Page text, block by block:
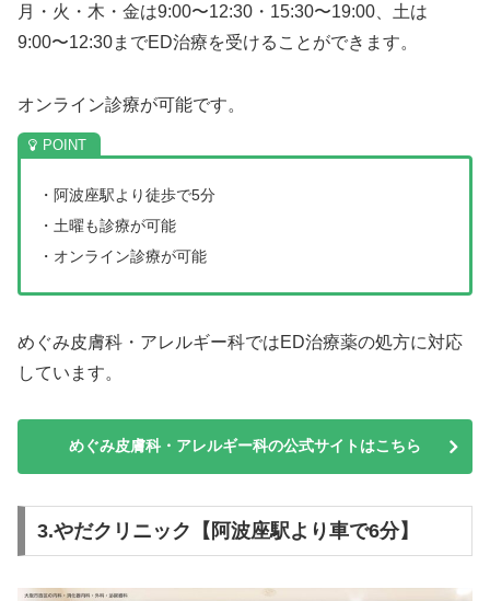
月・火・木・金は9:00〜12:30・15:30〜19:00、土は
9:00〜12:30までED治療を受けることができます。
オンライン診療が可能です。
・阿波座駅より徒歩で5分
・土曜も診療が可能
・オンライン診療が可能
めぐみ皮膚科・アレルギー科ではED治療薬の処方に対応
しています。
めぐみ皮膚科・アレルギー科の公式サイトはこちら
3.やだクリニック【阿波座駅より車で6分】